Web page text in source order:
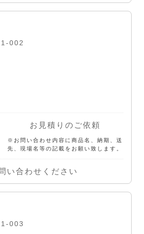
002
お見積りのご依頼
※お問い合わせ内容に商品名、納期、送
先、現場名等の記載をお願い致します。
い合わせください
003